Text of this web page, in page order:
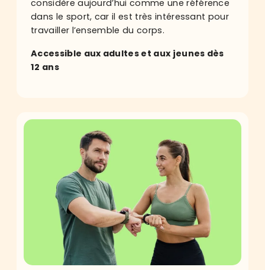
considère aujourd’hui comme une référence
dans le sport, car il est très intéressant pour
travailler l’ensemble du corps.
Accessible aux adultes et aux jeunes dès
12 ans